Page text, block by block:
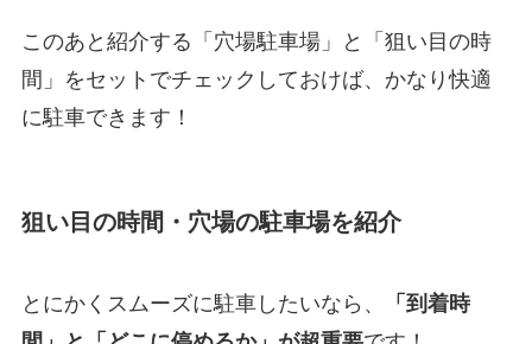
このあと紹介する「穴場駐車場」と「狙い目の時
間」をセットでチェックしておけば、かなり快適
に駐車できます！
狙い目の時間・穴場の駐車場を紹介
とにかくスムーズに駐車したいなら、
「到着時